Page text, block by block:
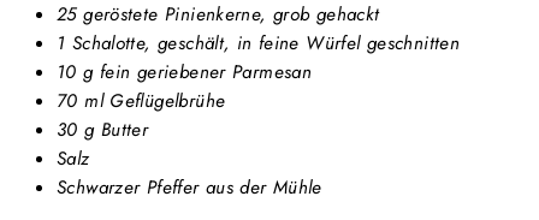
25 geröstete Pinienkerne, grob gehackt
1 Schalotte, geschält, in feine Würfel geschnitten
10 g fein geriebener Parmesan
70 ml Geflügelbrühe
30 g Butter
Salz
Schwarzer Pfeffer aus der Mühle